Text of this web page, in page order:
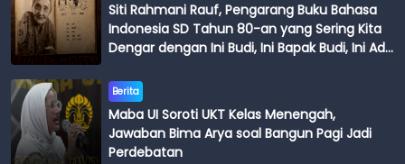
Siti Rahmani Rauf, Pengarang Buku Bahasa
Indonesia SD Tahun 80-an yang Sering Kita
Dengar dengan Ini Budi, Ini Bapak Budi, Ini Adik
Berita
Maba UI Soroti UKT Kelas Menengah,
Jawaban Bima Arya soal Bangun Pagi Jadi
Perdebatan